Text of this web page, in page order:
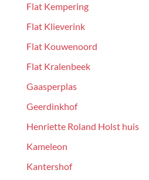
Flat Kempering
Flat Klieverink
Flat Kouwenoord
Flat Kralenbeek
Gaasperplas
Geerdinkhof
Henriette Roland Holst huis
Kameleon
Kantershof